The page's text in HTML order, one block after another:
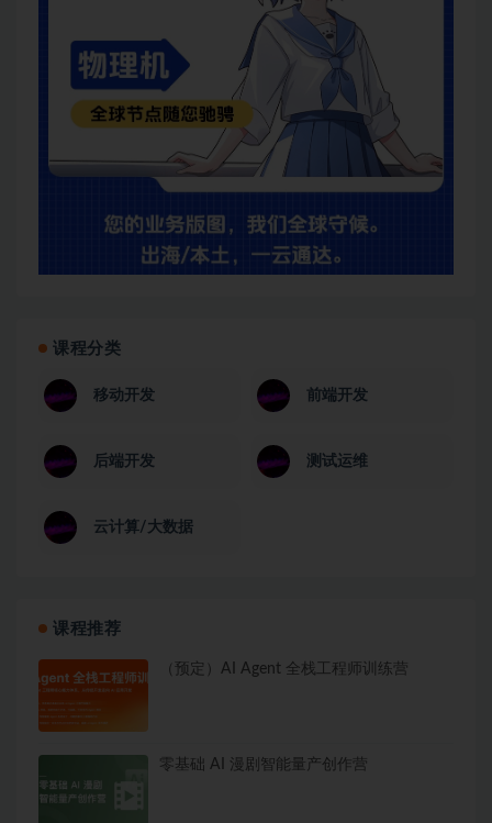
课程分类
移动开发 前端开发
后端开发 测试运维
云计算/大数据
课程推荐
（预定）AI Agent 全栈工程师训练营
零基础 AI 漫剧智能量产创作营